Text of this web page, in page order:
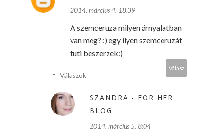
2014. március 4. 18:39
A szemceruza milyen árnyalatban
van meg? :) egy ilyen szemceruzát
tuti beszerzek:)
Válasz
Válaszok
SZANDRA - FOR HER
BLOG
2014. március 5. 8:04